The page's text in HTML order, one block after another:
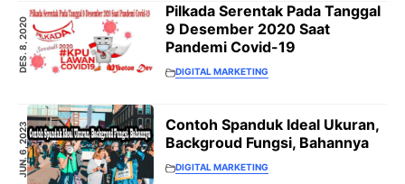
DES. 8, 2020
Pilkada Serentak Pada Tanggal
9 Desember 2020 Saat
Pandemi Covid-19
DIGITAL MARKETING
JUN. 6, 2023
Contoh Spanduk Ideal Ukuran,
Backgroud Fungsi, Bahannya
DIGITAL MARKETING